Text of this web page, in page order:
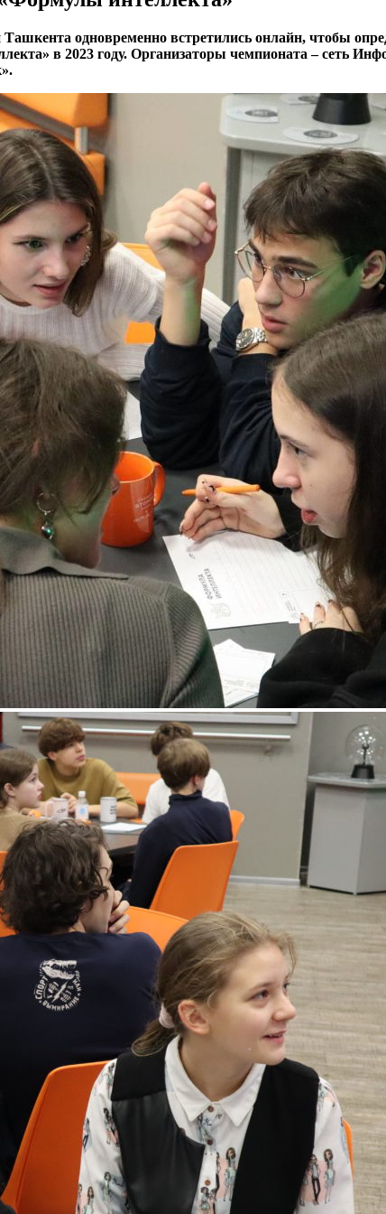
одновременно встретились онлайн, чтобы
в 2023 году. Организаторы чемпионата – сеть